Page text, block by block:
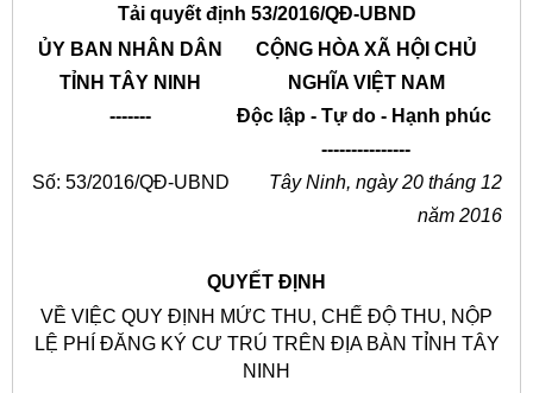
Tải quyết định 53/2016/QĐ-UBND
ỦY BAN NHÂN DÂN
TỈNH TÂY NINH
-------
CỘNG HÒA XÃ HỘI CHỦ
NGHĨA VIỆT NAM
Độc lập - Tự do - Hạnh phúc
---------------
Số: 53/2016/QĐ-UBND Tây Ninh, ngày20tháng 12
năm 2016
QUYẾT ĐỊNH
VỀ VIỆC QUY ĐỊNH MỨC THU, CHẾ ĐỘ THU, NỘP
LỆ PHÍ ĐĂNG KÝ CƯ TRÚ TRÊN ĐỊA BÀN TỈNH TÂY
NINH